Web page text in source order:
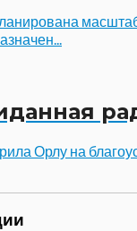
Орлу на